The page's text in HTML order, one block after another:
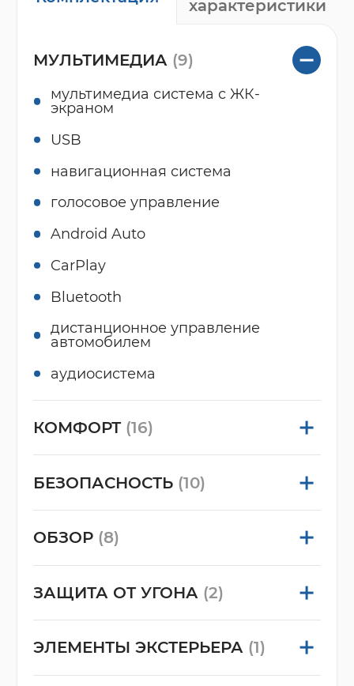
характеристики
МУЛЬТИМЕДИА (9)
мультимедиа система с ЖК-
экраном
USB
навигационная система
голосовое управление
Android Auto
CarPlay
Bluetooth
дистанционное управление
автомобилем
аудиосистема
КОМФОРТ (16)
БЕЗОПАСНОСТЬ (10)
ОБЗОР (8)
ЗАЩИТА ОТ УГОНА (2)
ЭЛЕМЕНТЫ ЭКСТЕРЬЕРА (1)